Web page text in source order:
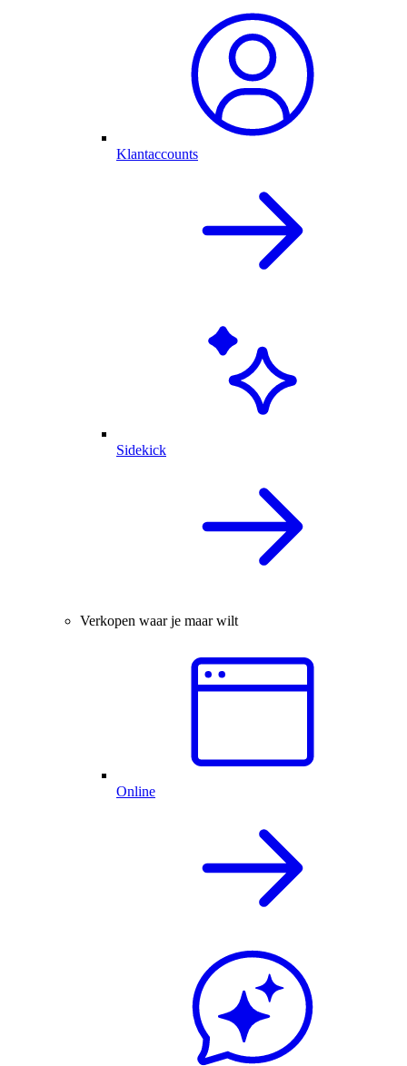
Klantaccounts
Sidekick
Verkopen waar je maar wilt
Online